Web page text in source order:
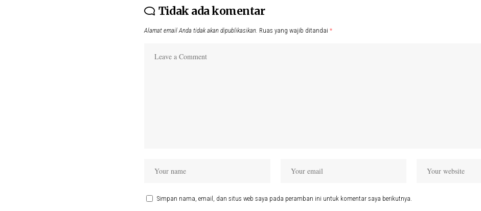
Tidak ada komentar
Alamat email Anda tidak akan dipublikasikan. Ruas yang wajib ditandai *
Simpan nama, email, dan situs web saya pada peramban ini untuk komentar saya berikutnya.